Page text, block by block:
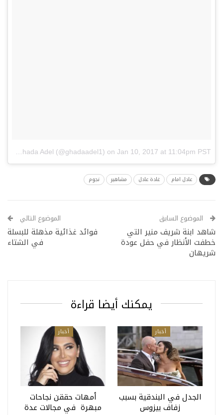
on Jan 10, 2017 at 11:04pm PST
عادل امام غادة عادل مشاهير نجوم
الموضوع السابق
شاهد ابنة شريف منير التي
خطفت الأنظار في حفل عودة
شريهان
الموضوع التالي
فوائد غذائية مذهلة للبسلة
في الشتاء
يمكنك أيضا قراءة
أخبار
الجدل في البندقية بسبب
زفاف بيزوس
أخبار
أمهات حققن نجاحات
مبهرة في مجالات عدة